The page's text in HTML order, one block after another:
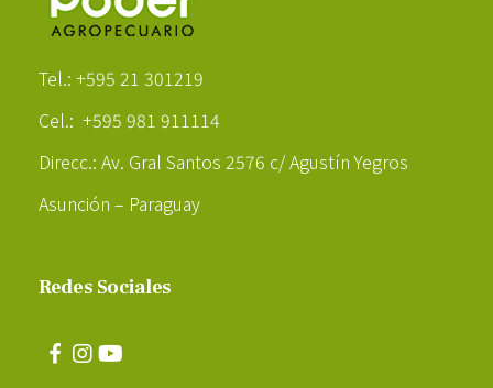
Tel.: +595 21 301219
Cel.: +595 981 911114
Direcc.: Av. Gral Santos 2576 c/ Agustín Yegros
Asunción – Paraguay
Redes Sociales